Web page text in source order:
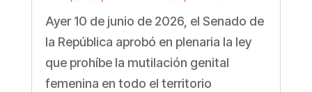
Ayer 10 de junio de 2026, el Senado de
la República aprobó en plenaria la ley
que prohíbe la mutilación genital
femenina en todo el territorio